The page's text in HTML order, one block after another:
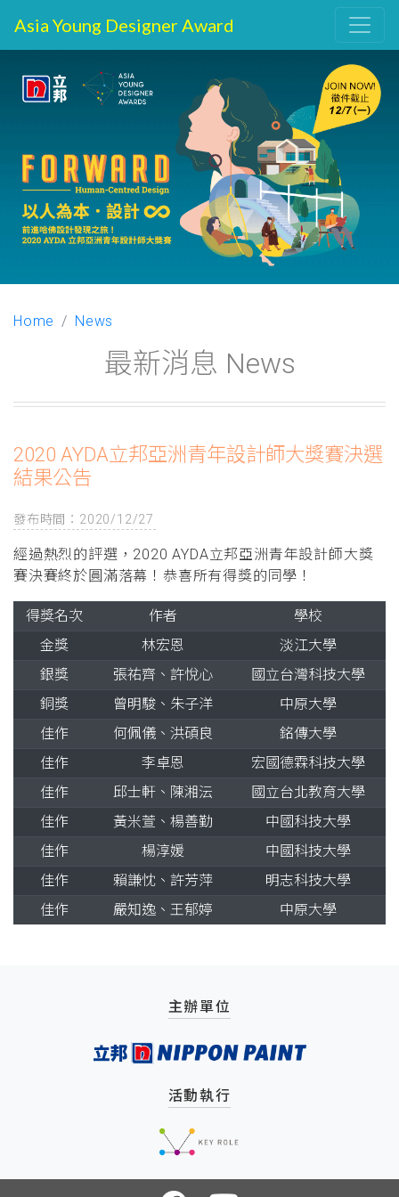
Asia Young Designer Award
Home News
最新消息 News
2020 AYDA立邦亞洲青年設計師大獎賽決選
結果公告
發布時間：2020/12/27
經過熱烈的評選，2020 AYDA立邦亞洲青年設計師大獎
賽決賽終於圓滿落幕！恭喜所有得獎的同學！
得獎名次 作者
學校
金獎
林宏恩
淡江大學
銀獎
張祐齊、許悅心
國立台灣科技大學
銅獎
曾明駿、朱子洋
中原大學
佳作
何佩儀、洪碩良
銘傳大學
佳作
李卓恩
宏國德霖科技大學
佳作
邱士軒、陳湘沄
國立台北教育大學
佳作
黃米萱、楊善勤
中國科技大學
佳作
楊淳媛
中國科技大學
佳作
賴謙忱、許芳萍
明志科技大學
佳作
嚴知逸、王郁婷 中原大學
主辦單位
活動執行